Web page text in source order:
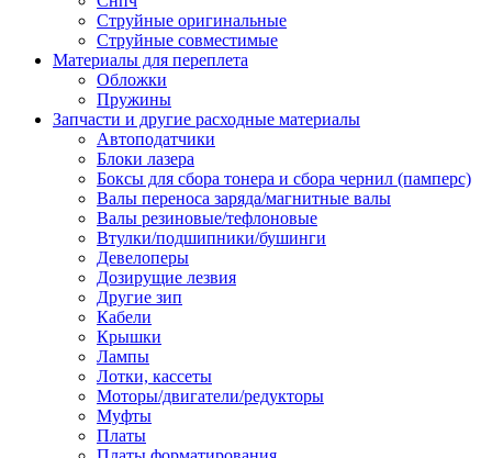
Наконечник кабельный трубчатый
медных проводников
Наконечник обжимной кабельный
медных проводников
din 46236
Наконечник-гильза для медных
проводников
Пружина постоянного давления
Сжим ответвительный,
Ящик для хранения инструмента и
Струйные оригинальные
Струйные совместимые
Материалы для переплета
Обложки
Пружины
Запчасти и другие расходные материалы
Автоподатчики
Блоки лазера
Боксы для сбора тонера и сбора чернил (памперс)
Валы переноса заряда/магнитные валы
Валы резиновые/тефлоновые
Втулки/подшипники/бушинги
Девелоперы
Дозирущие лезвия
Другие зип
Кабели
Крышки
Лампы
Лотки, кассеты
Моторы/двигатели/редукторы
Муфты
Платы